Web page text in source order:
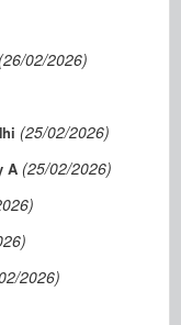
(26/02/2026)
(25/02/2026)
A (25/02/2026)
2026)